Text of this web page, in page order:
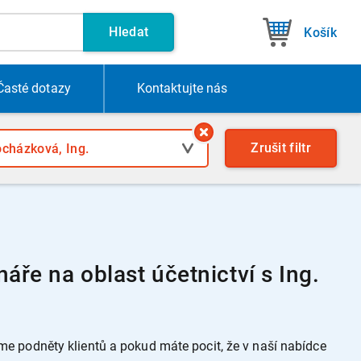
Hledat Košík
dotazy Kontaktujte nás
Zrušit filtr
na oblast účetnictví s Ing.
podněty klientů a pokud máte pocit, že v naší nabídce